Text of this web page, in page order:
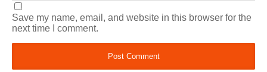
Save my name, email, and website in this browser for the
next time I comment.